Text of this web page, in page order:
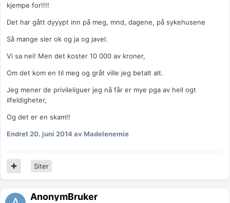
kjempe for!!!!
Det har gått dyyypt inn på meg, mnd, dagene, på sykehusene
Så mange sier ok og ja og javel.
Vi sa nei! Men det koster 10 000 av kroner,
Om det kom en til meg og gråt ville jeg betalt alt.
Jeg mener de privileliguer jeg nå får er mye pga av hell ogt
ilfeldigheter,
Og det er en skam!!
Endret20. juni 2014av Madelenemie
Siter
AnonymBruker